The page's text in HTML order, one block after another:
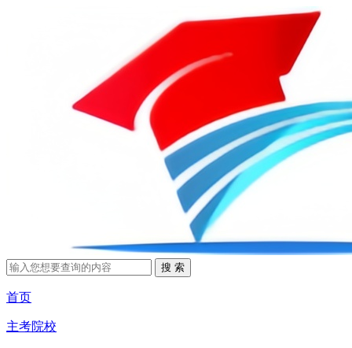
首页
主考院校